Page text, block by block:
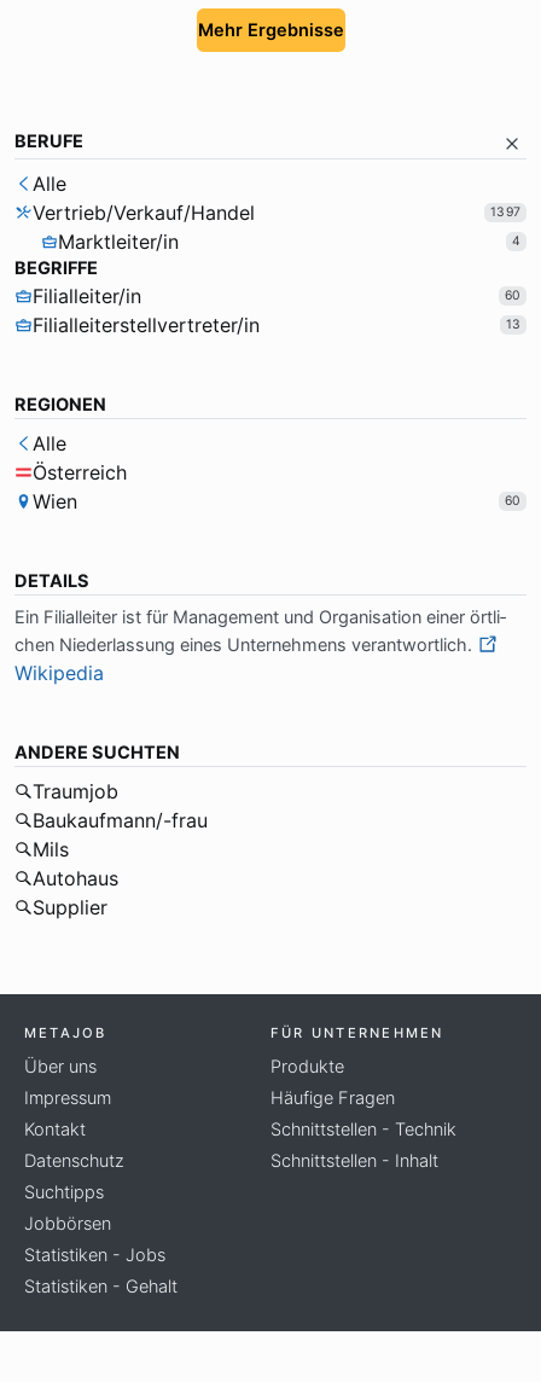
Mehr Ergebnisse
BERUFE
Alle
Vertrieb/Verkauf/Handel
1397
Marktleiter/in 4
BEGRIFFE
Filialleiter/in 60
Filialleiterstellvertreter/in 13
REGIONEN
Alle
Österreich
Wien
60
DETAILS
Ein Fi­li­al­lei­ter ist für Ma­na­ge­ment und Or­ga­ni­sa­ti­on ei­ner ört­li­
chen Nie­der­las­sung ei­nes Un­ter­neh­mens ver­ant­wort­lich.
Wikipedia
ANDERE SUCHTEN
Traumjob
Baukaufmann/-frau
Mils
Autohaus
Supplier
METAJOB
Über uns
Impressum
Kontakt
Datenschutz
Suchtipps
Jobbörsen
Statistiken - Jobs
Statistiken - Gehalt
FÜR UNTERNEHMEN
Produkte
Häufige Fragen
Schnittstellen - Technik
Schnittstellen - Inhalt